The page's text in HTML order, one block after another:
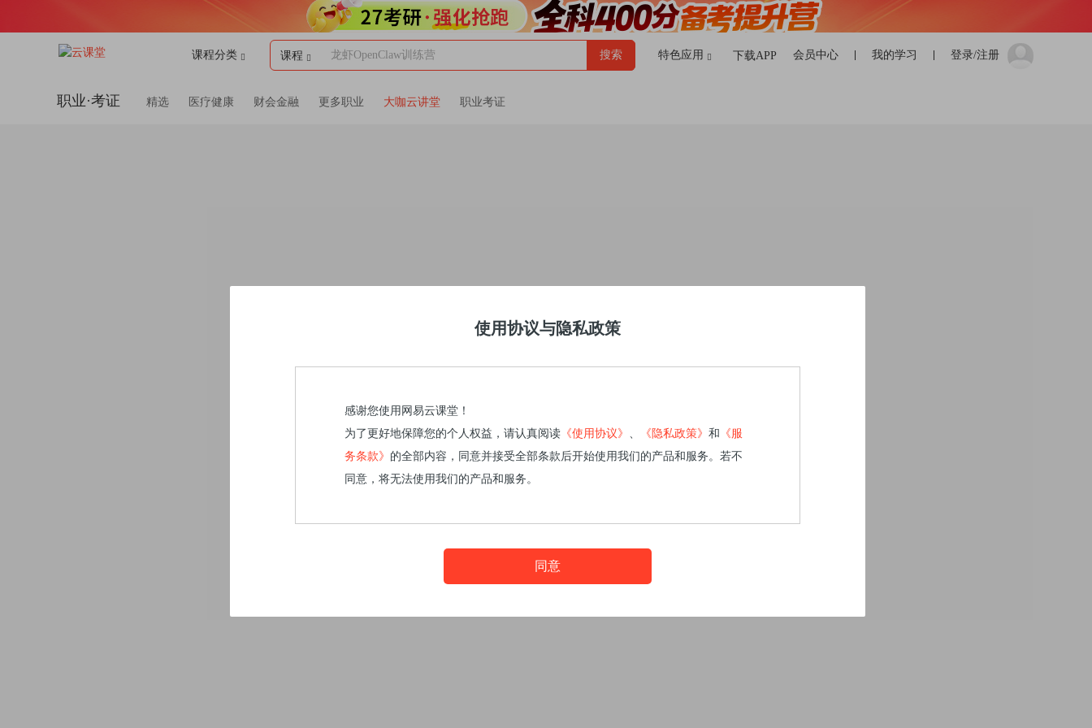
课程分类 课程 龙虾OpenClaw训练营 搜索 特色应用 下载APP 登录/注册
我的学习
会员中心
职业·考证 精选 医疗健康 财会金融 更多职业 大咖云讲堂 职业考证
使用协议与隐私政策
感谢您使用网易云课堂！
为了更好地保障您的个人权益，请认真阅读 《使用协议》 《隐私政策》 和 《服
务条款》 的全部内容，同意并接受全部条款后开始使用我们的产品和服务。若不
同意，将无法使用我们的产品和服务。
同意